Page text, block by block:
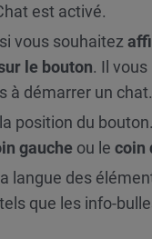
est activé.
vous souhaitez
le bouton. Il
à démarrer un chat.
position du
gauche ou le coin
langue des
que les info-